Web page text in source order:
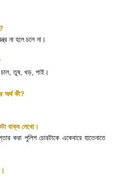
না হলে চলে না ।
,তুষ, খড় পাই ।
অর্থ কী?
বাক্য লেখো।
করা পুলিশ চোরটাকে একেবারে হাতেনাতে
।